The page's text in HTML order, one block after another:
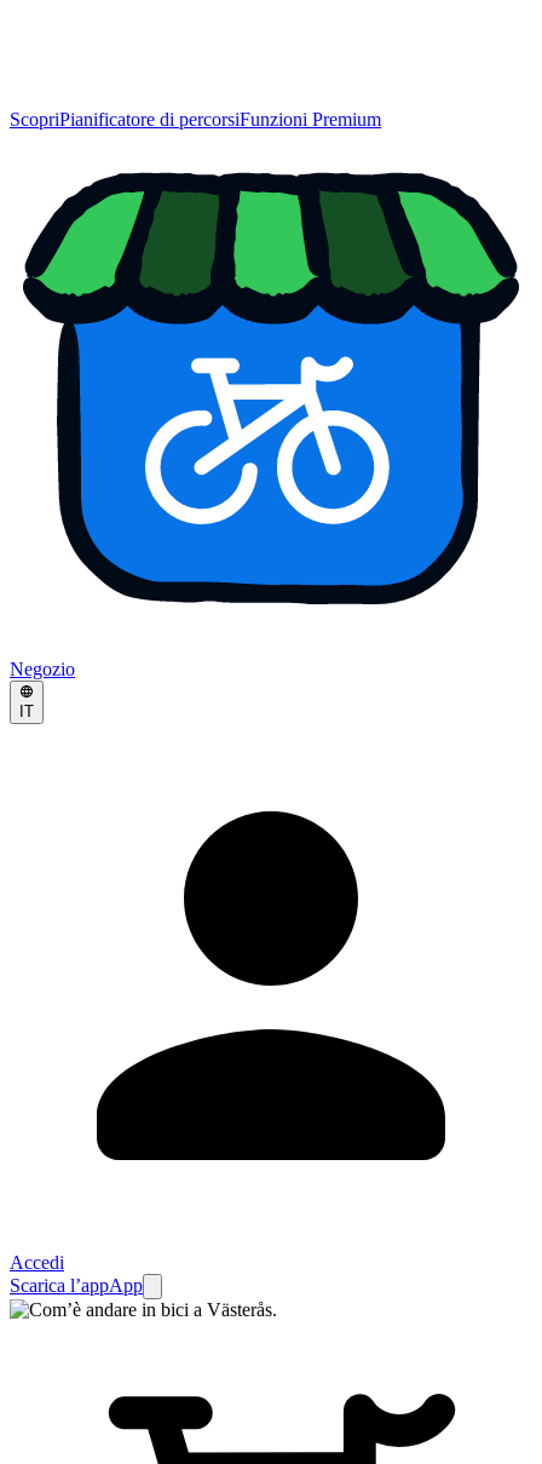
ScopriPianificatore di percorsiFunzioni Premium
Negozio
IT
Accedi
Scarica l’appApp